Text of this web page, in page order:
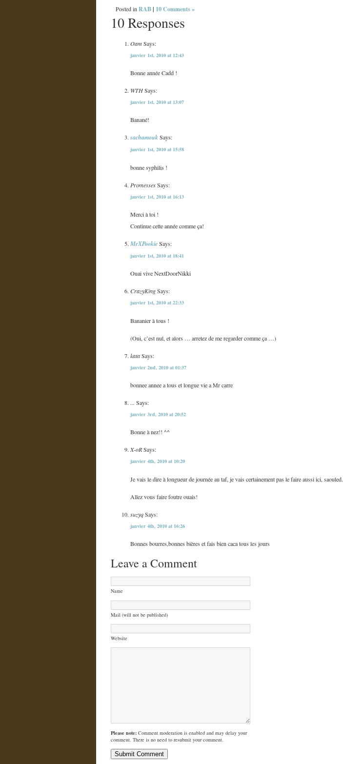
Posted inRAB| 10 Comments »
10 Responses
OamSays:
janvier 1st, 2010 at 12:43
Bonne année Cadd !
WTHSays:
janvier 1st, 2010 at 13:07
Banané!
sachamoukSays:
janvier 1st, 2010 at 15:58
bonne syphilis !
PromessesSays:
janvier 1st, 2010 at 16:13
Merci à toi !
Continue cette année comme ça!
MrXPookieSays:
janvier 1st, 2010 at 18:41
Ouai vive NextDoorNikki
CrazyKingSays:
janvier 1st, 2010 at 22:33
Bananier à tous !
(Oui, c’est nul, et alors … arretez de me regarder comme ça …)
kataSays:
janvier 2nd, 2010 at 01:37
bonnee annee a tous et longue vie a Mr carre
... Says:
janvier 3rd, 2010 at 20:52
Bonne à nez!! ^^
X-oRSays:
janvier 4th, 2010 at 10:20
Je vais le dire à longueur de journée au taf, je vais certainement pas le faire aussi ici, saouled.
Allez vous faire foutre ouais!
suzyqSays:
janvier 4th, 2010 at 16:26
Bonnes bourres,bonnes bières et fais bien caca tous les jours
Leave a Comment
Name
Mail (will not be published)
Website
Please note: Comment moderation is enabled and may delay your
comment. There is no need to resubmit your comment.